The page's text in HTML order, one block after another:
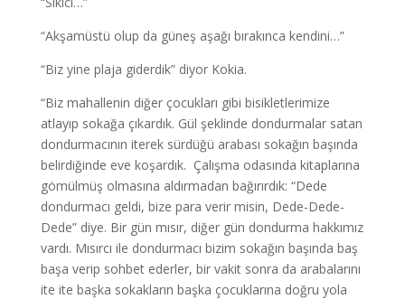
“Akşamüstü olup da güneş aşağı bırakınca kendini…”
“Biz yine plaja giderdik” diyor Kokia.
“Biz mahallenin diğer çocukları gibi bisikletlerimize
atlayıp sokağa çıkardık. Gül şeklinde dondurmalar satan
dondurmacının iterek sürdüğü arabası sokağın başında
belirdiğinde eve koşardık. Çalışma odasında kitaplarına
gömülmüş olmasına aldırmadan bağırırdık: “Dede
dondurmacı geldi, bize para verir misin, Dede-Dede-
Dede” diye. Bir gün mısır, diğer gün dondurma hakkımız
vardı. Mısırcı ile dondurmacı bizim sokağın başında baş
başa verip sohbet ederler, bir vakit sonra da arabalarını
ite ite başka sokakların başka çocuklarına doğru yola